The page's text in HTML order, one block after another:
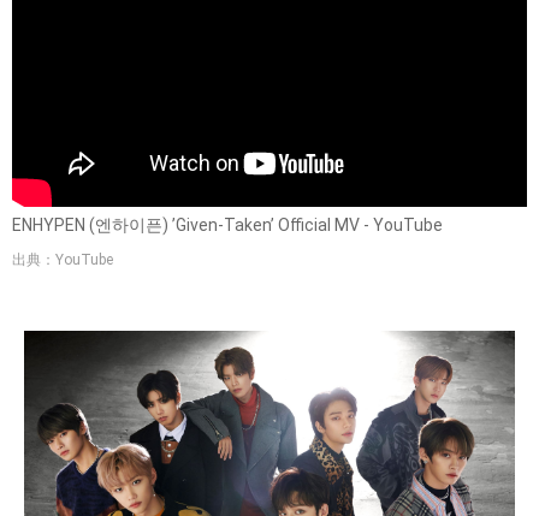
ENHYPEN (엔하이픈) ’Given-Taken’ Official MV - YouTube
出典：YouTube